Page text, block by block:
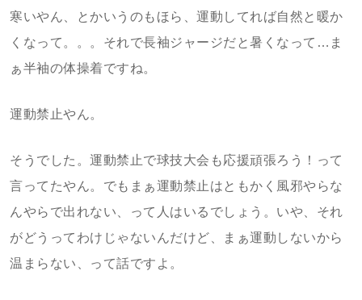
寒いやん、とかいうのもほら、運動してれば自然と暖か
くなって。。。それで長袖ジャージだと暑くなって…ま
ぁ半袖の体操着ですね。
運動禁止やん。
そうでした。運動禁止で球技大会も応援頑張ろう！って
言ってたやん。でもまぁ運動禁止はともかく風邪やらな
んやらで出れない、って人はいるでしょう。いや、それ
がどうってわけじゃないんだけど、まぁ運動しないから
温まらない、って話ですよ。